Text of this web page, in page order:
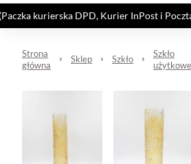
kurierska DPD, Kurier InPost i
Strona
główna
Sklep Szkło
Szkło
użytkowe